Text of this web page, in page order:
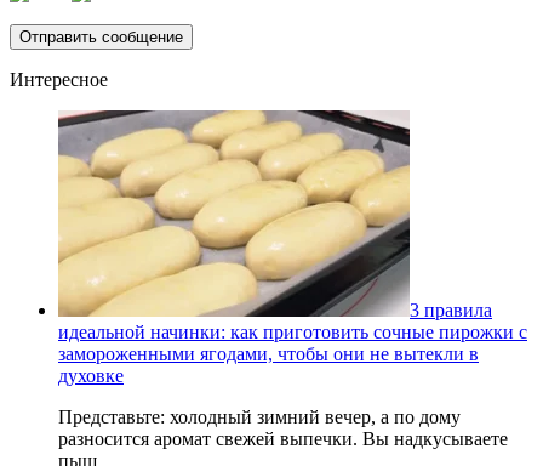
Интересное
3 правила
идеальной начинки: как приготовить сочные пирожки с
замороженными ягодами, чтобы они не вытекли в
духовке
Представьте: холодный зимний вечер, а по дому
разносится аромат свежей выпечки. Вы надкусываете
пыш